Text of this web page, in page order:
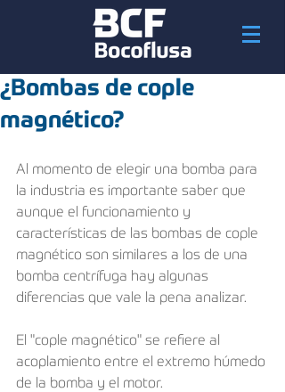
¿Bombas de cople
magnético?
Al momento de elegir una bomba para
la industria es importante saber que
aunque el funcionamiento y
características de las bombas de cople
magnético son similares a los de una
bomba centrífuga hay algunas
diferencias que vale la pena analizar.
El "cople magnético" se refiere al
acoplamiento entre el extremo húmedo
de la bomba y el motor.